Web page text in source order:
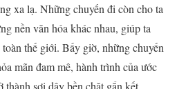
xa lạ. Những chuyến đi còn cho ta
nền văn hóa khác nhau, giúp ta
thế giới. Bấy giờ, những chuyến
mãn đam mê, hành trình của ước
sợi dây bền chặt gắn kết